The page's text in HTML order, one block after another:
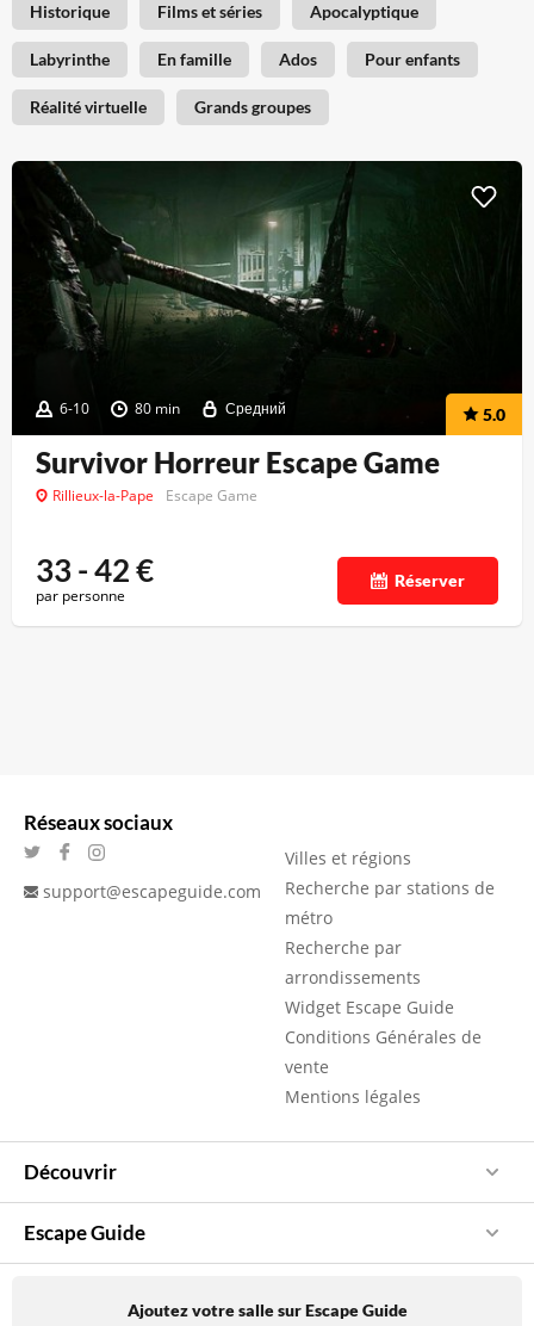
Historique Films et séries Apocalyptique
Labyrinthe En famille Ados Pour enfants
Réalité virtuelle Grands groupes
6-10 80 min Средний 5.0
Survivor Horreur Escape Game
Rillieux-la-Pape Escape Game
33 - 42€
par personne
Réserver
Réseaux sociaux
support@escapeguide.com
Villes et régions
Recherche par stations de
métro
Recherche par
arrondissements
Widget Escape Guide
Conditions Générales de
vente
Mentions légales
Découvrir
Escape Guide
Ajoutez votre salle sur Escape Guide